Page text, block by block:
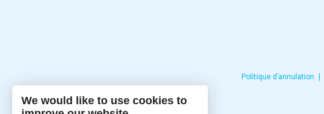
Politique d’annulation
We would like to use cookies to